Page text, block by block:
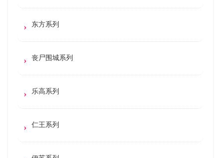
东方系列
丧尸围城系列
乐高系列
仁王系列